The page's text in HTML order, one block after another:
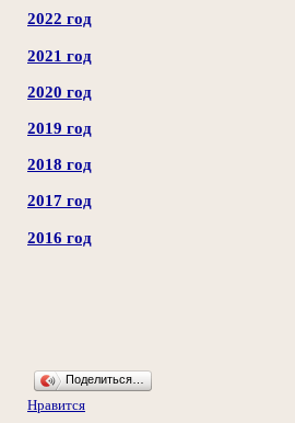
2022 год
2021 год
2020 год
2019 год
2018 год
2017 год
2016 год
Поделиться…
Нравится